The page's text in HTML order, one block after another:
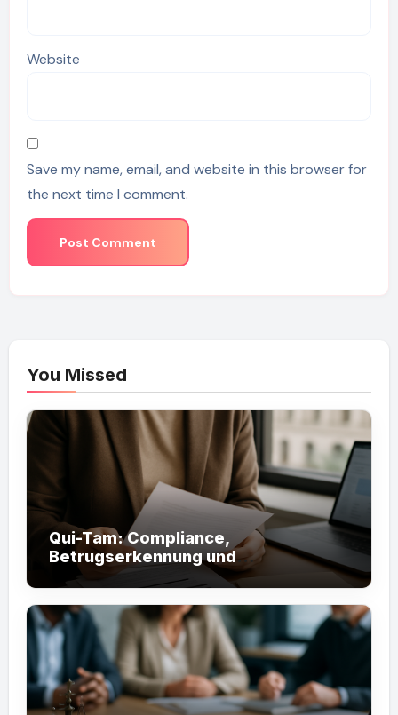
Website
Save my name, email, and website in this browser for
the next time I comment.
You Missed
Qui-Tam: Compliance,
Betrugserkennung und
Staatshaftung effektiv nutzen